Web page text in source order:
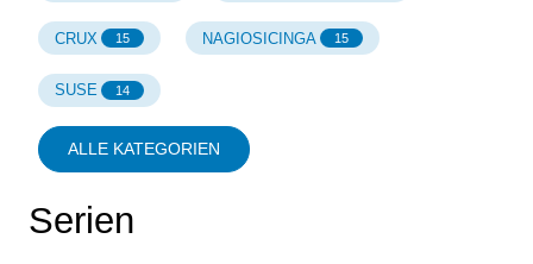
CRUX 15 NAGIOSICINGA 15
SUSE 14
ALLE KATEGORIEN
Serien